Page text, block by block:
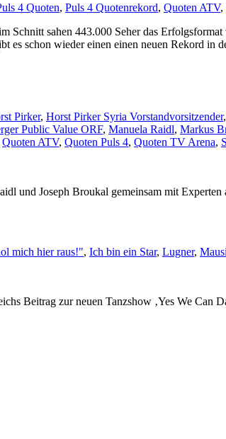
4 Quoten, Puls 4 Quotenrekord, Quoten ATV,
Schnitt sahen 443.000 Seher das
schon wieder einen einen neuen Rekord in
Pirker, Horst Pirker Syria Vorstandvorsitzender,
Public Value ORF, Manuela Raidl, Markus
Quoten ATV, Quoten Puls 4, Quoten TV Arena,
und Joseph Broukal gemeinsam mit
mich hier raus!", Ich bin ein Star, Lugner,
Beitrag zur neuen Tanzshow ‚Yes We Can